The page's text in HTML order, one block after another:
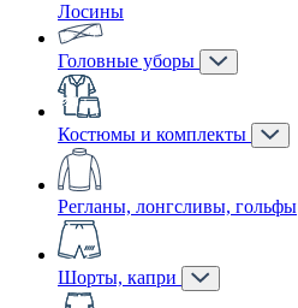
Лосины
Головные уборы
Костюмы и комплекты
Регланы, лонгсливы, гольфы
Шорты, капри